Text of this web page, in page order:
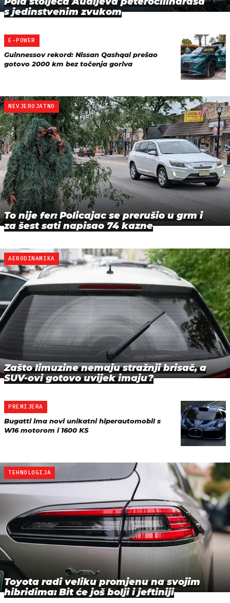
s jedinstvenim zvukom
E-POWER
Guinnessov rekord: Nissan Qashqai prešao
gotovo 2000 km bez točenja goriva
NEVJEROJATNO
To nije fer: Policajac se prerušio u grm i
za šest sati napisao 74 kazne
AERODINAMIKA
Zašto limuzine nemaju stražnji brisač, a
SUV-ovi gotovo uvijek imaju?
PREMIJERA
Bugatti ima novi unikatni hiperautomobil s
W16 motorom i 1600 KS
TEHNOLOGIJA
Toyota radi veliku promjenu na svojim
hibridima: Bit će još bolji i jeftiniji